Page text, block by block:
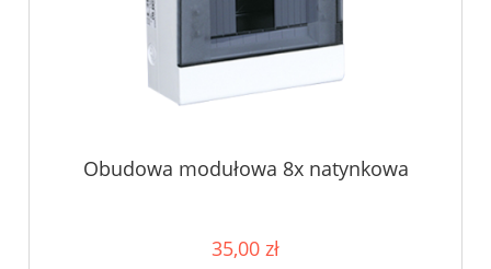
Obudowa modułowa 8x natynkowa
35,00 zł